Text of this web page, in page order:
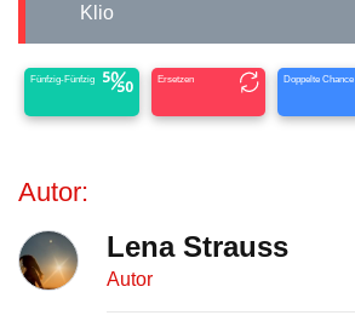
Klio
Fünfzig-Fünfzig Ersetzen Doppelte Chance
Autor:
Lena Strauss
Autor